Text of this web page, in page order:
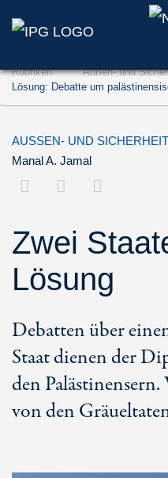
Zum Inhalt
Zur Suche
Rubriken Außen- und
Lösung: Debatte um
AUSSEN- UND
Manal A. Jamal
Zwei
Lösung
Debatten über
Staat dienen der
den
von den